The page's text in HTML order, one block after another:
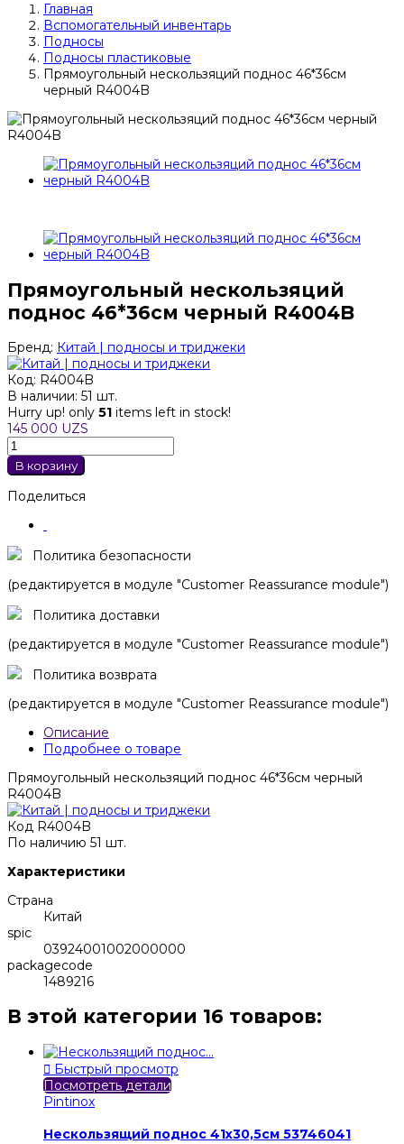
Главная
Вспомогательный инвентарь
Подносы
Подносы пластиковые
Прямоугольный нескользяций поднос 46*36см
черный R4004B
Прямоугольный нескользяций
поднос 46*36см черный R4004B
Бренд: Китай | подносы и триджеки
Код: R4004B
В наличии: 51 шт.
Hurry up! only 51 items left in stock!
145 000 UZS
В корзину
Поделиться
Политика безопасности
(редактируется в модуле "Customer Reassurance module")
Политика доставки
(редактируется в модуле "Customer Reassurance module")
Политика возврата
(редактируется в модуле "Customer Reassurance module")
Описание
Подробнее о товаре
Прямоугольный нескользяций поднос 46*36см черный
R4004B
Код R4004B
По наличию 51 шт.
Характеристики
Страна
Китай
spic
03924001002000000
packagecode
1489216
В этой категории 16 товаров:
 Быстрый просмотр
Посмотреть детали
Pintinox
Нескользящий поднос 41х30,5см 53746041